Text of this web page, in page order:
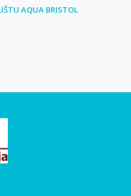
AQUA BRISTOL